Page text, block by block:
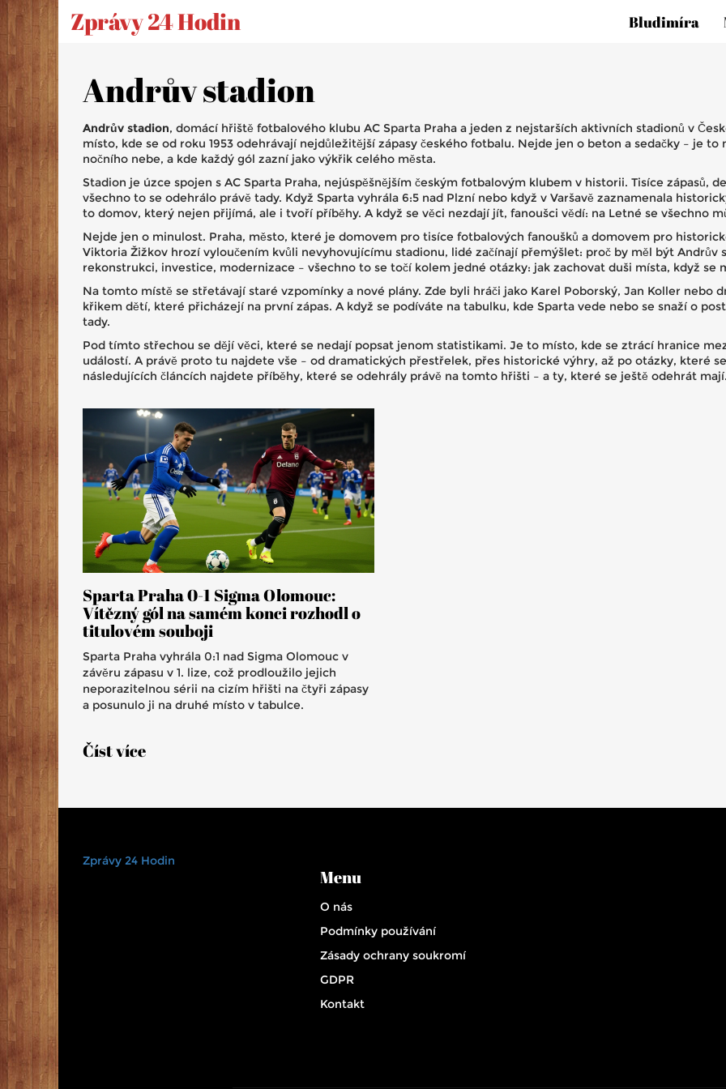
Zprávy 24 Hodin Bludimíra
Andrův stadion
Andrův stadion, domácí hřiště fotbalového klubu AC Sparta Praha a jeden z nejstarších aktivních stadionů v
místo, kde se od roku 1953 odehrávají nejdůležitější zápasy českého fotbalu. Nejde jen o beton a sedačky – je
nočního nebe, a kde každý gól zazní jako výkřik celého města.
Stadion je úzce spojen s AC Sparta Praha, nejúspěšnějším českým fotbalovým klubem v historii. Tisíce zápasů,
všechno to se odehrálo právě tady. Když Sparta vyhrála 6:5 nad Plzní nebo když v Varšavě zaznamenala
to domov, který nejen přijímá, ale i tvoří příběhy. A když se věci nezdají jít, fanoušci vědí: na Letné se všechno
Nejde jen o minulost. Praha, město, které je domovem pro tisíce fotbalových fanoušků a domovem pro
Viktoria Žižkov hrozí vyloučením kvůli nevyhovujícímu stadionu, lidé začínají přemýšlet: proč by měl být Andrův
rekonstrukci, investice, modernizace – všechno to se točí kolem jedné otázky: jak zachovat duši místa, když se
Na tomto místě se střetávají staré vzpomínky a nové plány. Zde byli hráči jako Karel Poborský, Jan Koller nebo
křikem dětí, které přicházejí na první zápas. A když se podíváte na tabulku, kde Sparta vede nebo se snaží o
tady.
Pod tímto střechou se dějí věci, které se nedají popsat jenom statistikami. Je to místo, kde se ztrácí hranice
událostí. A právě proto tu najdete vše – od dramatických přestřelek, přes historické výhry, až po otázky, které
následujících článcích najdete příběhy, které se odehrály právě na tomto hřišti – a ty, které se ještě odehrát
Sparta Praha 0-1 Sigma Olomouc:
Vítězný gól na samém konci rozhodl o
titulovém souboji
Sparta Praha vyhrála 0:1 nad Sigma Olomouc v
závěru zápasu v 1. lize, což prodloužilo jejich
neporazitelnou sérii na cizím hřišti na čtyři zápasy
a posunulo ji na druhé místo v tabulce.
Číst více
Zprávy 24 Hodin
Menu
O nás
Podmínky používání
Zásady ochrany soukromí
GDPR
Kontakt